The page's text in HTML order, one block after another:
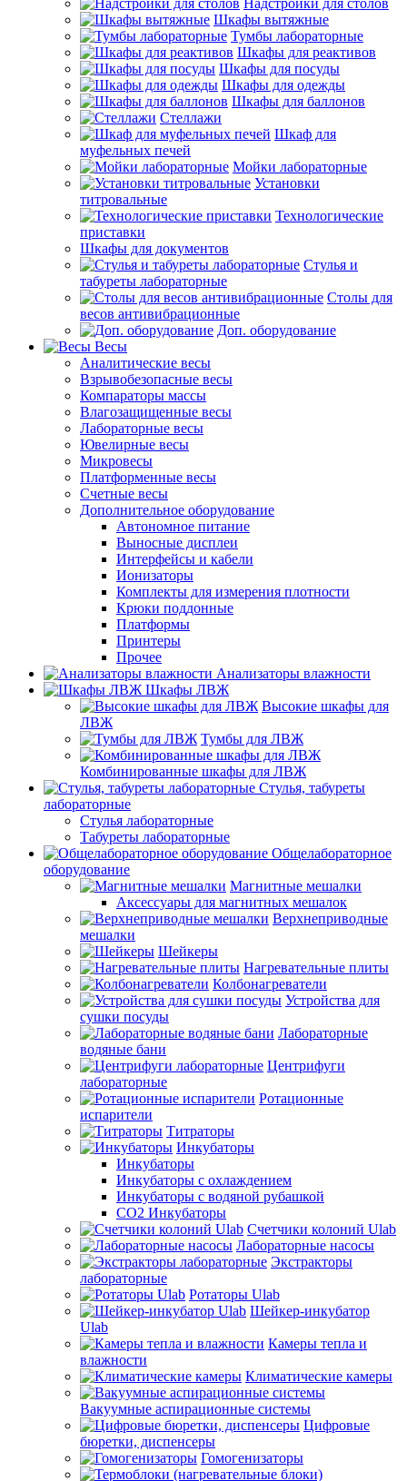
Шкафы вытяжные
Тумбы лабораторные
Шкафы для реактивов
Шкафы для посуды
Шкафы для одежды
Шкафы для баллонов
Стеллажи
Шкаф для
муфельных печей
Мойки лабораторные
Установки
титровальные
Технологические
приставки
Шкафы для документов
Стулья и
табуреты лабораторные
Столы для
весов антивибрационные
Доп. оборудование
Весы
Аналитические весы
Взрывобезопасные весы
Компараторы массы
Влагозащищенные весы
Лабораторные весы
Ювелирные весы
Микровесы
Платформенные весы
Счетные весы
Дополнительное оборудование
Автономное питание
Выносные дисплеи
Интерфейсы и кабели
Ионизаторы
Комплекты для измерения плотности
Крюки поддонные
Платформы
Принтеры
Прочее
Анализаторы влажности
Шкафы ЛВЖ
Высокие шкафы для
ЛВЖ
Тумбы для ЛВЖ
Комбинированные шкафы для ЛВЖ
Стулья, табуреты
лабораторные
Стулья лабораторные
Табуреты лабораторные
Общелабораторное
оборудование
Магнитные мешалки
Аксессуары для магнитных мешалок
Верхнеприводные
мешалки
Шейкеры
Нагревательные плиты
Колбонагреватели
Устройства для
сушки посуды
Лабораторные
водяные бани
Центрифуги
лабораторные
Ротационные
испарители
Титраторы
Инкубаторы
Инкубаторы
Инкубаторы с охлаждением
Инкубаторы с водяной рубашкой
CO2 Инкубаторы
Счетчики колоний Ulab
Лабораторные насосы
Экстракторы
лабораторные
Ротаторы Ulab
Шейкер-инкубатор
Ulab
Камеры тепла и
влажности
Климатические камеры
Вакуумные аспирационные системы
Цифровые
бюретки, диспенсеры
Гомогенизаторы